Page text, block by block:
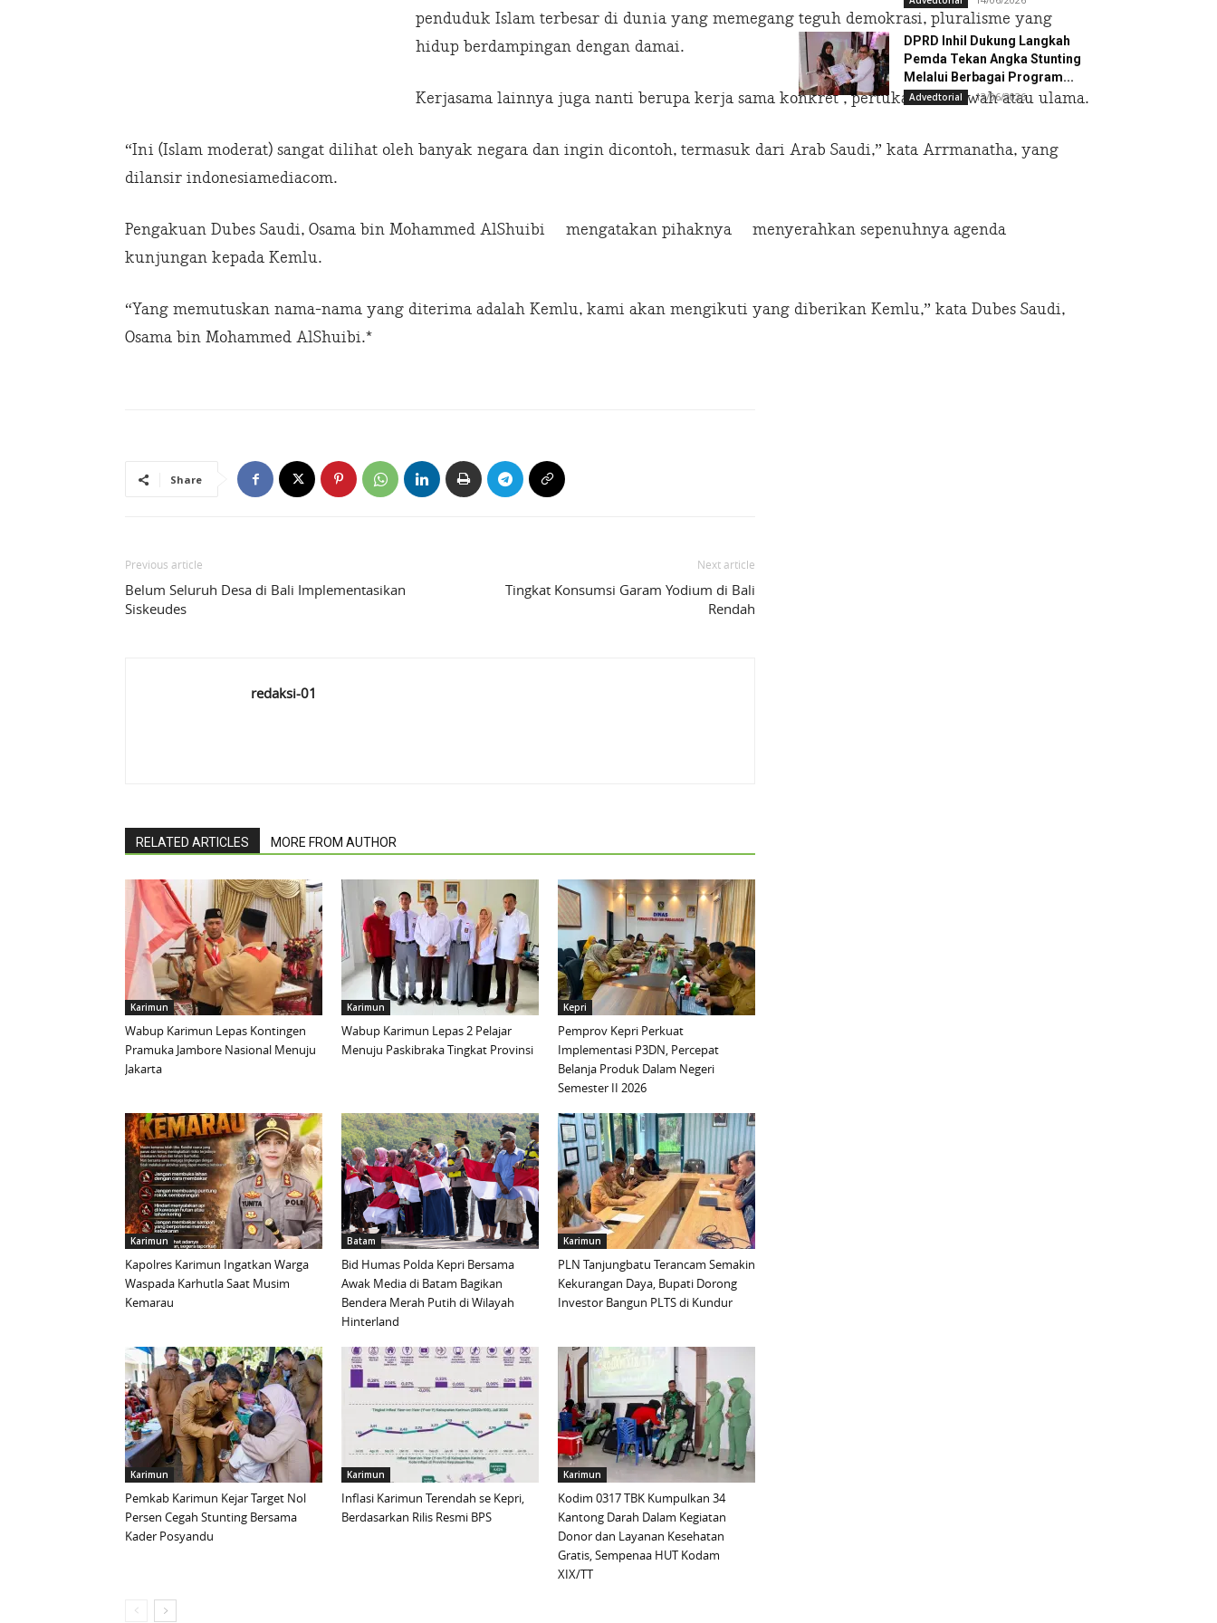
penduduk Islam terbesar di dunia yang memegang teguh demokrasi, pluralisme yang
hidup berdampingan dengan damai.
Kerjasama lainnya juga nanti berupa kerja sama konkret , pertukaran dakwah atau ulama.
“Ini (Islam moderat) sangat dilihat oleh banyak negara dan ingin dicontoh, termasuk dari Arab Saudi,” kata Arrmanatha, yang
dilansir indonesiamediacom.
Pengakuan Dubes Saudi, Osama bin Mohammed AlShuibi mengatakan pihaknya menyerahkan sepenuhnya agenda
kunjungan kepada Kemlu.
“Yang memutuskan nama-nama yang diterima adalah Kemlu, kami akan mengikuti yang diberikan Kemlu,” kata Dubes Saudi,
Osama bin Mohammed AlShuibi.*
Share
Previous article
Belum Seluruh Desa di Bali Implementasikan
Siskeudes
Next article
Tingkat Konsumsi Garam Yodium di Bali
Rendah
redaksi-01
RELATED ARTICLES MORE FROM AUTHOR
Karimun
Wabup Karimun Lepas Kontingen
Pramuka Jambore Nasional Menuju
Jakarta
Karimun
Wabup Karimun Lepas 2 Pelajar
Menuju Paskibraka Tingkat Provinsi
Kepri
Pemprov Kepri Perkuat
Implementasi P3DN, Percepat
Belanja Produk Dalam Negeri
Semester II 2026
Karimun
Kapolres Karimun Ingatkan Warga
Waspada Karhutla Saat Musim
Kemarau
Batam
Bid Humas Polda Kepri Bersama
Awak Media di Batam Bagikan
Bendera Merah Putih di Wilayah
Hinterland
Karimun
PLN Tanjungbatu Terancam Semakin
Kekurangan Daya, Bupati Dorong
Investor Bangun PLTS di Kundur
Karimun
Pemkab Karimun Kejar Target Nol
Persen Cegah Stunting Bersama
Kader Posyandu
Karimun
Inflasi Karimun Terendah se Kepri,
Berdasarkan Rilis Resmi BPS
Karimun
Kodim 0317 TBK Kumpulkan 34
Kantong Darah Dalam Kegiatan
Donor dan Layanan Kesehatan
Gratis, Sempenaa HUT Kodam
XIX/TT
DPRD Inhil Dukung Langkah
Pemda Tekan Angka Stunting
Melalui Berbagai Program...
Advedtorial 13/06/2026